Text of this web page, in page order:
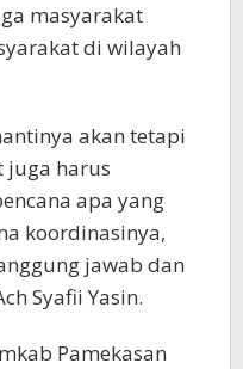
masyarakat
di wilayah
akan tetapi
juga harus
apa yang
koordinasinya,
jawab dan
Syafii Yasin.
Pamekasan